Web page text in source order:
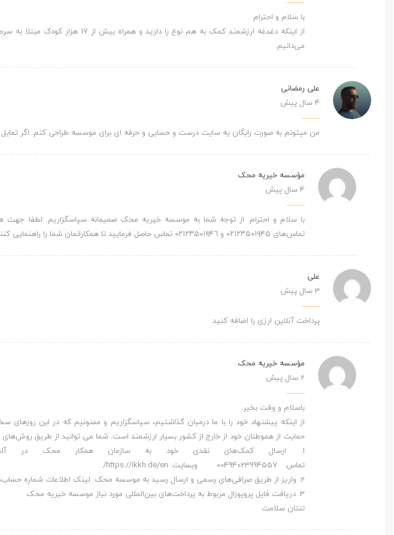
با سلام و احترام
از اینکه دغدغه ارزشمند کمک به هم نوع
می‌دانیم.
علی رمضانی
4 سال پیش
من میتونم به صورت رایگان یه سایت درست و حسابی و حرفه ای برای موسسه طراحی کنم. اگر تمایل
مؤسسه خیریه محک
4 سال پیش
تماس‌های ۰۲۱۲۳۵۰۱۹۴۵ و ۰۲۱۲۳۵۰۱۹۴٦ تماس حاصل فرماييد تا همکارانمان شما را راهنمایی کنند. سپاس
علی
3 سال پیش
پرداخت آنلاین ارزی را اضافه کنید
مؤسسه خیریه محک
2 سال پیش
باسلام و وقت بخیر.
از اینکه پیشنهاد خود را با ما درمیان گذاشتیم، سپاسگزاریم و ممنونیم که در این
حمایت از هموطنان خود از خارج از کشور بسیار ارزشمند است. شما می توانید از طریق
تماس: 00494023994557 وبسایت: https://ikkh.de/en/
2. واریز از طریق صرافی‌های رسمی و ارسال رسید به موسسه محک. لینک اطلاعات شماره حساب‌های محک: https://mahak-charity.org/account-number/
3. دریافت فایل پروپوزال مربوط به پرداخت‌های بین‌المللی مورد نیاز موسسه خیریه محک
تنتان سلامت